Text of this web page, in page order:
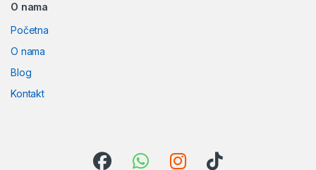
O nama
Početna
O nama
Blog
Kontakt